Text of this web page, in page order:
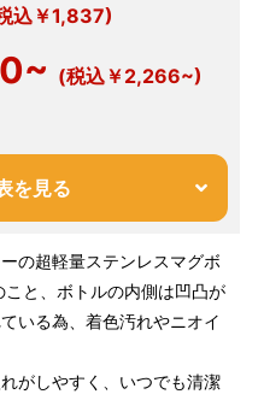
込￥1,837)
(税込￥2,266~)
を見る
の超軽量ステンレスマグボ
こと、ボトルの内側は凹凸が
いる為、着色汚れやニオイ
がしやすく、いつでも清潔